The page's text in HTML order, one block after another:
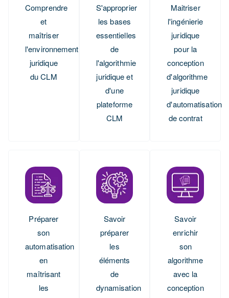
Comprendre
et
maîtriser
l'environnement
juridique
du CLM
S'approprier
les bases
essentielles
de
l'algorithmie
juridique et
d'une
plateforme
CLM
Maitriser
l'ingénierie
juridique
pour la
conception
d'algorithme
juridique
d'automatisation
de contrat
Préparer
son
automatisation
en
maîtrisant
les
Savoir
préparer
les
éléments
de
dynamisation
Savoir
enrichir
son
algorithme
avec la
conception